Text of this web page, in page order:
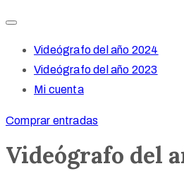
Videógrafo del año 2024
Videógrafo del año 2023
Mi cuenta
Comprar entradas
Videógrafo del